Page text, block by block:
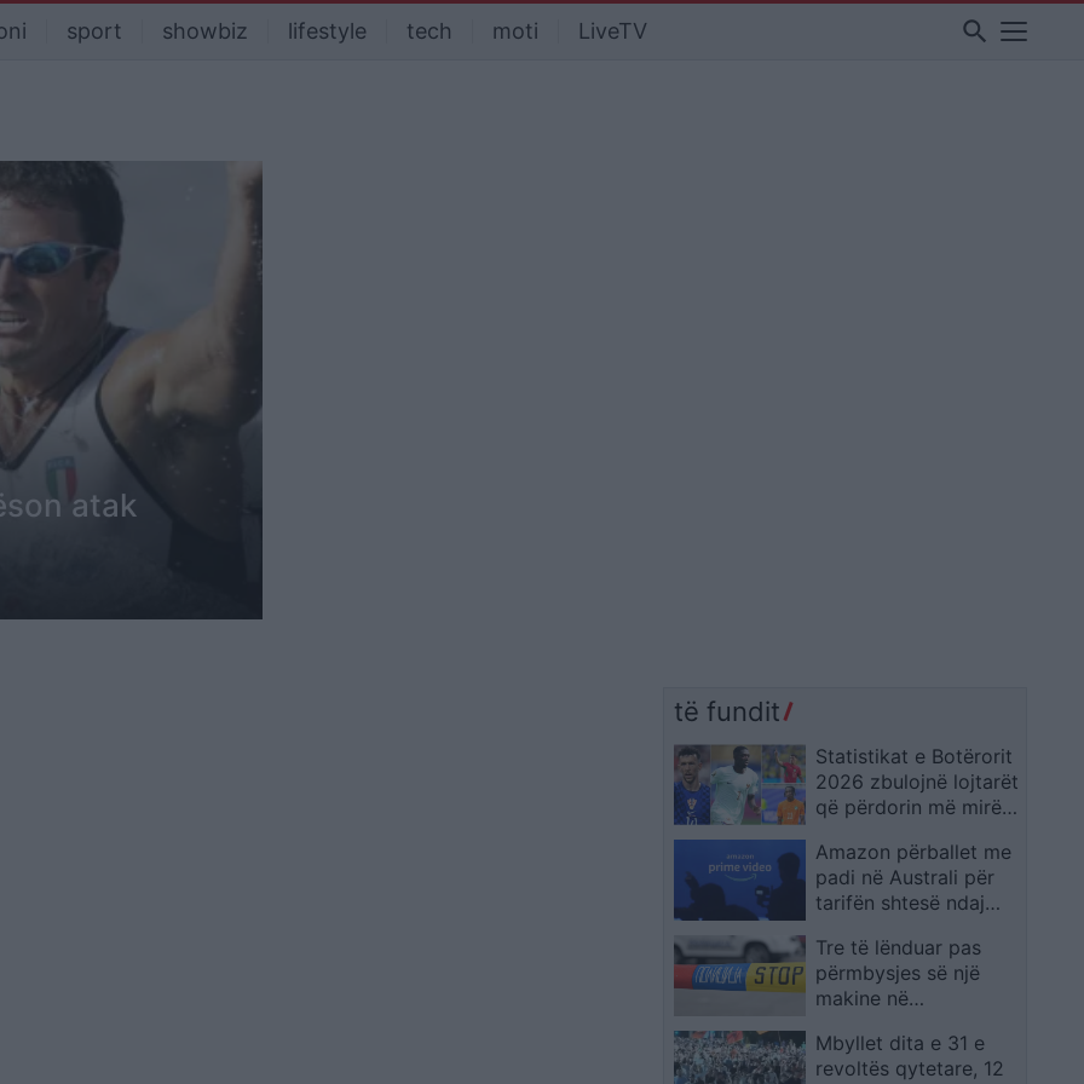
sport showbiz lifestyle tech moti LiveTV search
atak
të fundit
Statistikat e Botërorit
2026 zbulojnë lojtarët
që përdorin më mirë
Amazon përballet me
padi në Australi për
tarifën shtesë ndaj
Video pa reklama
Tre të lënduar pas
përmbysjes së një
makine në
në Maqedoni
Mbyllet dita e 31 e
revoltës qytetare, 12